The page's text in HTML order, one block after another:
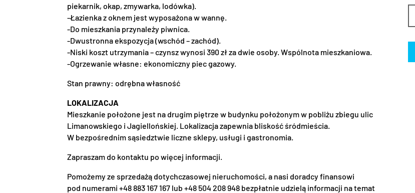
piekarnik, okap, zmywarka, lodówka).
-Łazienka z oknem jest wyposażona w wannę.
-Do mieszkania przynależy piwnica.
-Dwustronna ekspozycja (wschód – zachód).
-Niski koszt utrzymania – czynsz wynosi 390 zł za dwie osoby. Wspólnota mieszkaniowa.
-Ogrzewanie własne: ekonomiczny piec gazowy.
Stan prawny: odrębna własność
LOKALIZACJA
Mieszkanie położone jest na drugim piętrze w budynku położonym w pobliżu zbiegu ulic
Limanowskiego i Jagiellońskiej. Lokalizacja zapewnia bliskość śródmieścia.
W bezpośrednim sąsiedztwie liczne sklepy, usługi i gastronomia.
Zapraszam do kontaktu po więcej informacji.
Pomożemy ze sprzedażą dotychczasowej nieruchomości, a nasi doradcy finansowi
pod numerami +48 883 167 167 lub +48 504 208 948 bezpłatnie udzielą informacji na temat